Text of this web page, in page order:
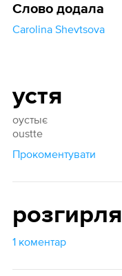
Слово додала
Carolina Shevtsova
устя
оустьıє
oustte
Прокоментувати
розгирля
1 коментар